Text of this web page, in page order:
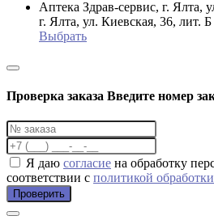
Аптека Здрав-сервис, г. Ялта,
г. Ялта, ул. Киевская, 36, лит. Б
Выбрать
Проверка заказа Введите номер
Я даю согласие на обработку
соответствии с политикой
Проверить